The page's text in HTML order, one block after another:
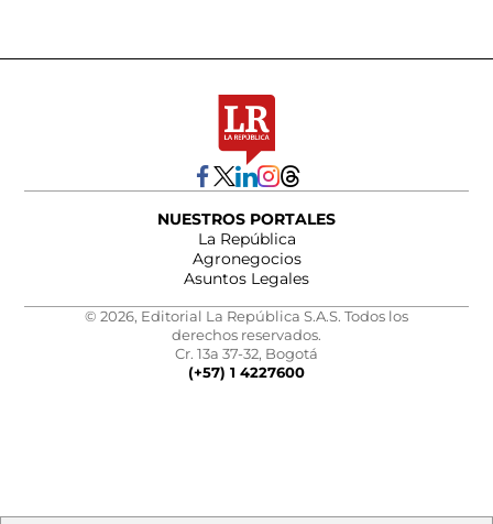
NUESTROS PORTALES
La República
Agronegocios
Asuntos Legales
© 2026, Editorial La República S.A.S. Todos los
derechos reservados.
Cr. 13a 37-32, Bogotá
(+57) 1 4227600